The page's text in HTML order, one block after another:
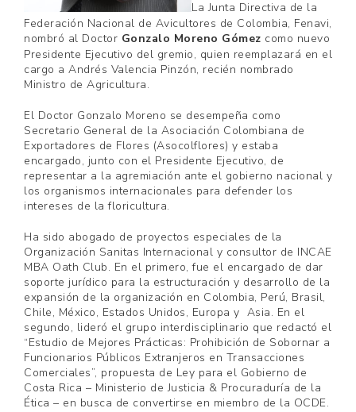
La Junta Directiva de la
Federación Nacional de Avicultores de Colombia, Fenavi,
nombró al Doctor Gonzalo Moreno Gómez como nuevo
Presidente Ejecutivo del gremio, quien reemplazará en el
cargo a Andrés Valencia Pinzón, recién nombrado
Ministro de Agricultura.
El Doctor Gonzalo Moreno se desempeña como
Secretario General de la Asociación Colombiana de
Exportadores de Flores (Asocolflores) y estaba
encargado, junto con el Presidente Ejecutivo, de
representar a la agremiación ante el gobierno nacional y
los organismos internacionales para defender los
intereses de la floricultura.
Ha sido abogado de proyectos especiales de la
Organización Sanitas Internacional y consultor de INCAE
MBA Oath Club. En el primero, fue el encargado de dar
soporte jurídico para la estructuración y desarrollo de la
expansión de la organización en Colombia, Perú, Brasil,
Chile, México, Estados Unidos, Europa y Asia. En el
segundo, lideró el grupo interdisciplinario que redactó el
“Estudio de Mejores Prácticas: Prohibición de Sobornar a
Funcionarios Públicos Extranjeros en Transacciones
Comerciales”, propuesta de Ley para el Gobierno de
Costa Rica – Ministerio de Justicia & Procuraduría de la
Ética – en busca de convertirse en miembro de la OCDE.